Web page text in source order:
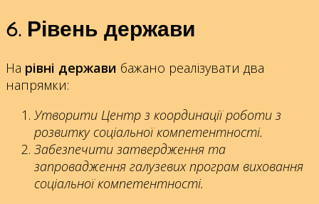
6. Рівень держави
На рівні держави бажано реалізувати два
напрямки:
Утворити Центр з координації роботи з
розвитку соціальної компетентності.
Забезпечити затвердження та
запровадження галузевих програм виховання
соціальної компетентності.